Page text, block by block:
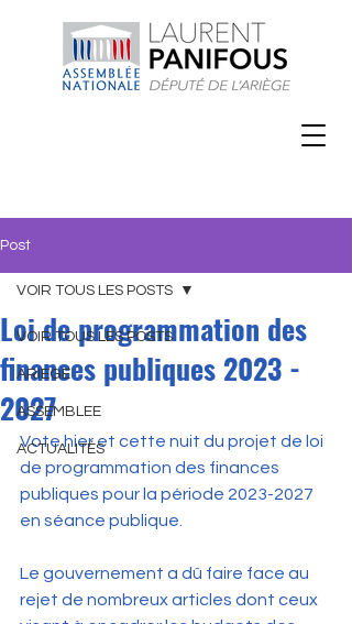
Post
VOIR TOUS LES POSTS
ARIEGE
ASSEMBLEE
ACTUALITÉS
VOIR TOUS LES POSTS
Loi de programmation des
finances publiques 2023 -
2027
Vote hier et cette nuit du projet de loi
de programmation des finances
publiques pour la période 2023-2027
en séance publique.
Le gouvernement a dû faire face au
rejet de nombreux articles dont ceux